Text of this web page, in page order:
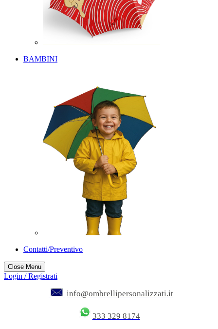
BAMBINI
Contatti/Preventivo
Close Menu
Login / Registrati
info@ombrellipersonalizzati.it
333 329 8174